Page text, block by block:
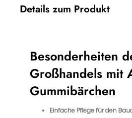
Details zum Produkt
Besonderheiten
Großhandels mit
Gummibärchen
Einfache Pflege für den